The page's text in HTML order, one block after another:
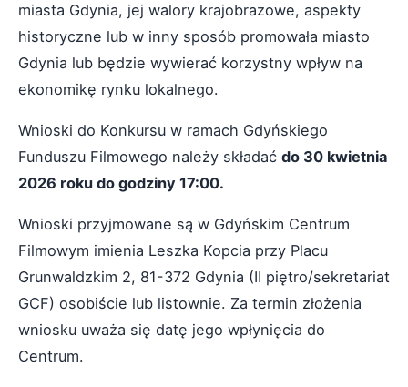
miasta Gdynia, jej walory krajobrazowe, aspekty
historyczne lub w inny sposób promowała miasto
Gdynia lub będzie wywierać korzystny wpływ na
ekonomikę rynku lokalnego.
Wnioski do Konkursu w ramach Gdyńskiego
Funduszu Filmowego należy składać do 30 kwietnia
2026 roku do godziny 17:00.
Wnioski przyjmowane są w Gdyńskim Centrum
Filmowym imienia Leszka Kopcia przy Placu
Grunwaldzkim 2, 81-372 Gdynia (II piętro/sekretariat
GCF) osobiście lub listownie. Za termin złożenia
wniosku uważa się datę jego wpłynięcia do
Centrum.